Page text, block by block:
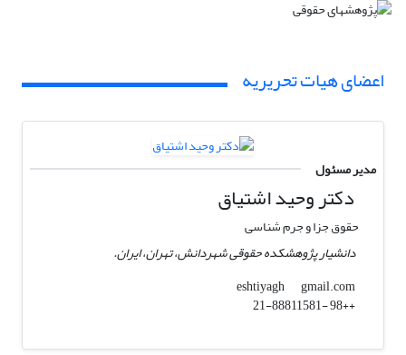
اعضای هیات تحریریه
مدیر مسئول
دکتر وحید اشتیاق
حقوق جزا و جرم شناسی
دانشیار پژوهشکده حقوقی شهردانش، تهران، ایران.
eshtiyagh
gmail.com
++98 -21-88811581